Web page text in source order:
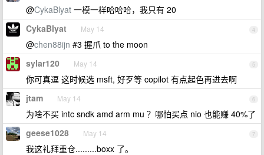
@CykaBlyat 一模一样哈哈哈，我只有 20
4
CykaBlyat May 14
@chen88ijn #3 握爪 to the moon
5
sylar120 May 14
你可真逗 这时候选 msft, 好歹等 copilot 有点起色再进去啊
6
jtam May 14
为啥不买 intc sndk amd arm mu ？哪怕买点 nio 也能赚 40%了
7
geese1028 May 14
我这礼拜重仓.........boxx 了。